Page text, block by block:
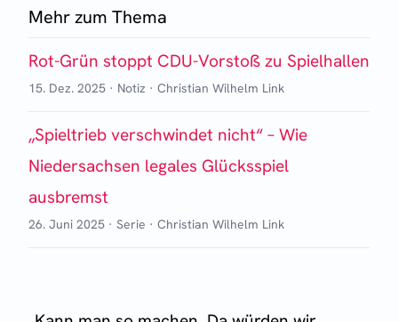
Mehr zum Thema
Rot-Grün stoppt CDU-Vorstoß zu Spielhallen
15. Dez. 2025 · Notiz · Christian Wilhelm Link
„Spieltrieb verschwindet nicht“ – Wie
Niedersachsen legales Glücksspiel
ausbremst
26. Juni 2025 · Serie · Christian Wilhelm Link